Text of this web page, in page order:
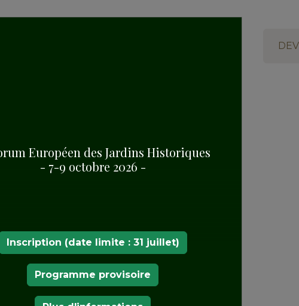
(Pologne)
NOS MEMBRES
Européen des Jardins Historiques
- 7-9 octobre 2026 -
Inscription (date limite : 31 juillet)
Programme provisoire